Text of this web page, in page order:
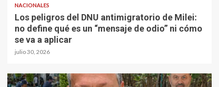
NACIONALES
Los peligros del DNU antimigratorio de Milei:
no define qué es un “mensaje de odio” ni cómo
se va a aplicar
julio 30, 2026